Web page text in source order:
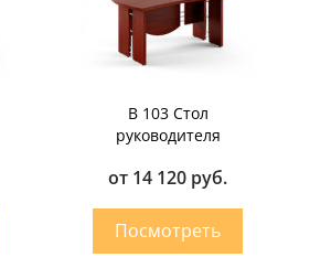
B 103 Стол
руководителя
от 14 120 руб.